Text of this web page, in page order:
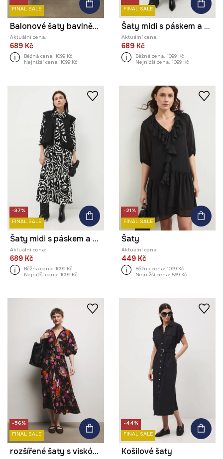
FINAL SALE
Balonové šaty bavlněné
Aktuální cena:
689 Kč
Běžná cena: 1099 Kč
Nejnižší cena: 1099 Kč
FINAL SALE
Šaty midi s páskem a vzorem
Aktuální cena:
689 Kč
Běžná cena: 1099 Kč
Nejnižší cena: 1099 Kč
-37%
FINAL SALE
Šaty midi s páskem a vzorem
Aktuální cena:
689 Kč
Běžná cena: 1099 Kč
Nejnižší cena: 1099 Kč
-21%
FINAL SALE
Šaty
Aktuální cena:
449 Kč
Běžná cena: 1099 Kč
Nejnižší cena: 569 Kč
-56%
FINAL SALE
rozšířené šaty s viskózou z kolekce Ilona Tambor x Medicine
-44%
FINAL SALE
Košilové šaty